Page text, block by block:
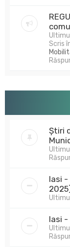
Scris
Știri
Iasi -
Iasi -